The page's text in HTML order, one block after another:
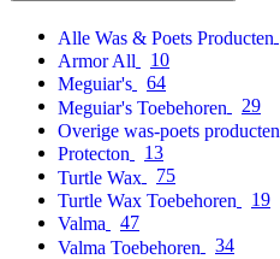
Alle Was & Poets Producten
Armor All
10
Meguiar's
64
Meguiar's Toebehoren
29
Overige was-poets producten
Protecton
13
Turtle Wax
75
Turtle Wax Toebehoren
19
Valma
47
Valma Toebehoren
34